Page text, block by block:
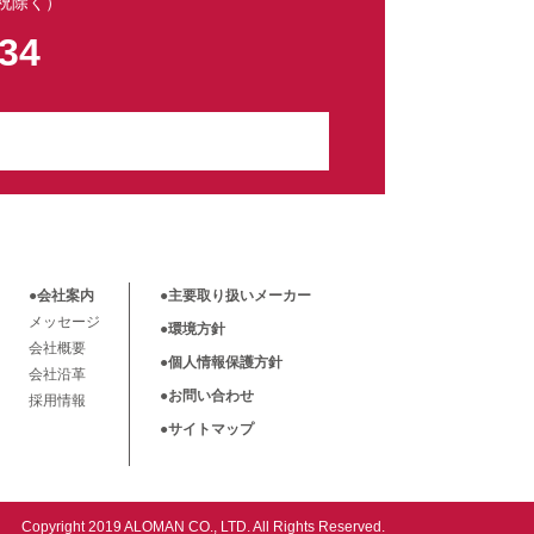
●会社案内
メッセージ
会社概要
会社沿革
採用情報
●主要取り扱いメーカー
●環境方針
●個人情報保護方針
●お問い合わせ
●サイトマップ
Copyright 2019 ALOMAN CO., LTD. All Rights Reserved.